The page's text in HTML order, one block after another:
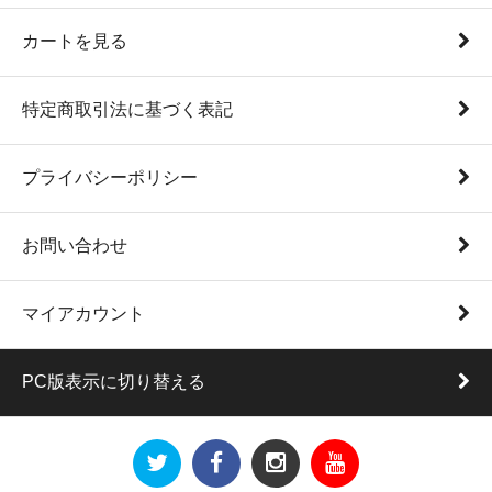
カートを見る
特定商取引法に基づく表記
プライバシーポリシー
お問い合わせ
マイアカウント
PC版表示に切り替える